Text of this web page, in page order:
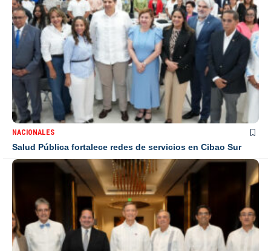
NACIONALES
Salud Pública fortalece redes de servicios en Cibao Sur